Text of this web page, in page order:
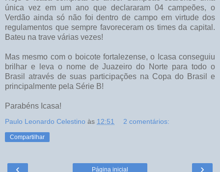
única vez em um ano que declararam 04 campeões, o
Verdão ainda só não foi dentro de campo em virtude dos
regulamentos que sempre favoreceram os times da capital.
Bateu na trave várias vezes!
Mas mesmo com o boicote fortalezense, o Icasa conseguiu
brilhar e leva o nome de Juazeiro do Norte para todo o
Brasil através de suas participações na Copa do Brasil e
principalmente pela Série B!
Parabéns Icasa!
Paulo Leonardo Celestino às 12:51 2 comentários:
Compartilhar
‹ ›
Página inicial